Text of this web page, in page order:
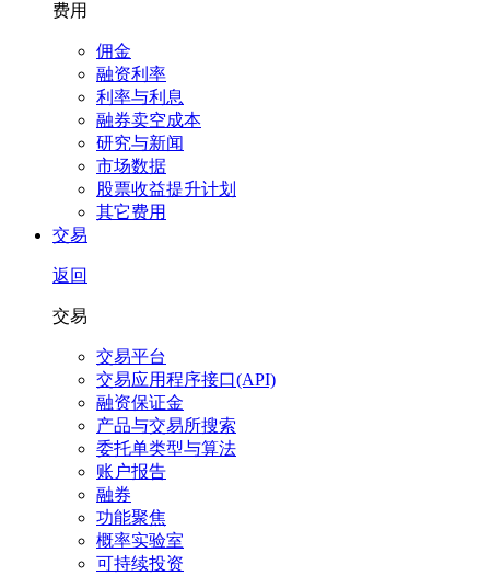
费用
佣金
融资利率
利率与利息
融券卖空成本
研究与新闻
市场数据
股票收益提升计划
其它费用
交易
返回
交易
交易平台
交易应用程序接口(API)
融资保证金
产品与交易所搜索
委托单类型与算法
账户报告
融券
功能聚焦
概率实验室
可持续投资